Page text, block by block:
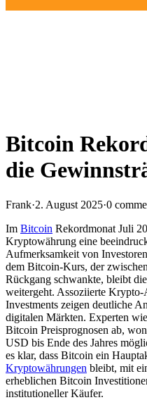
Bitcoin
die
Frank·2. August 2025·0
Im Bitcoin Rekordmonat Juli
Kryptowährung eine
Aufmerksamkeit von
dem Bitcoin-Kurs, der
Rückgang schwankte, bleibt
weitergeht. Assoziierte
Investments zeigen deutliche
digitalen Märkten. Experten
Bitcoin Preisprognosen ab,
USD bis Ende des Jahres
es klar, dass Bitcoin ein
Kryptowährungen bleibt, mit
erheblichen Bitcoin
institutioneller Käufer.